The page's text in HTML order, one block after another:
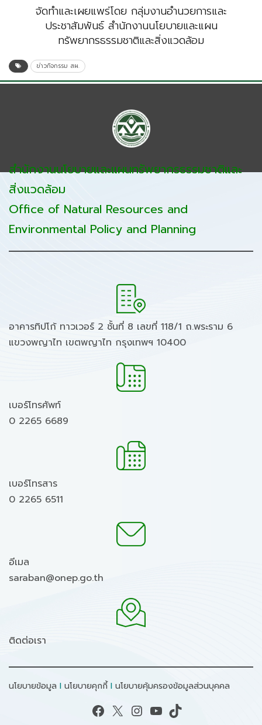
จัดทำและเผยแพร่โดย กลุ่มงานอำนวยการและ
ประชาสัมพันธ์ สำนักงานนโยบายและแผน
ทรัพยากรธรรมชาติและสิ่งแวดล้อม
ข่าวกิจกรรม สผ.
สำนักงานนโยบายและแผนทรัพยากรธรรมชาติและ
สิ่งแวดล้อม
Office of Natural Resources and
Environmental Policy and Planning
อาคารทิปโก้ ทาวเวอร์ 2 ชั้นที่ 8 เลขที่ 118/1 ถ.พระราม 6
แขวงพญาไท เขตพญาไท กรุงเทพฯ 10400
เบอร์โทรศัพท์
0 2265 6689
เบอร์โทรสาร
0 2265 6511
อีเมล
saraban@onep.go.th
ติดต่อเรา
นโยบายข้อมูล I นโยบายคุกกี้ I นโยบายคุ้มครองข้อมูลส่วนบุคคล
Facebook X Instagram YouTube TikTok